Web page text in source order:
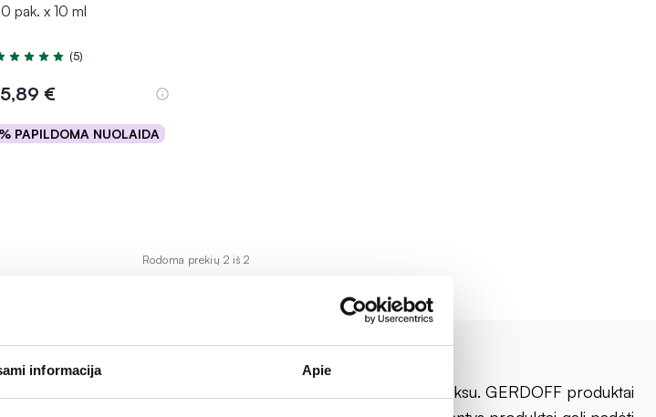
informacija Apie
pak. x 10 ml
4.8 iš 5
(5)
€
% PAPILDOMA NUOLAIDA
Į krepšelį
Rodoma prekių 2 iš 2
ir kitus nemalonius pojūčius, susijusius su rūgšties refliuksu. GERDOFF produktai